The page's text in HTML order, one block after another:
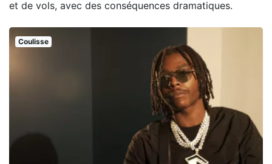
et de vols, avec des conséquences dramatiques.
Coulisse